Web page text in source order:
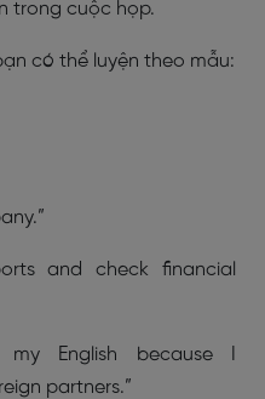
trong cuộc họp.
có thể luyện theo mẫu:
and check financial
English because I
partners.”